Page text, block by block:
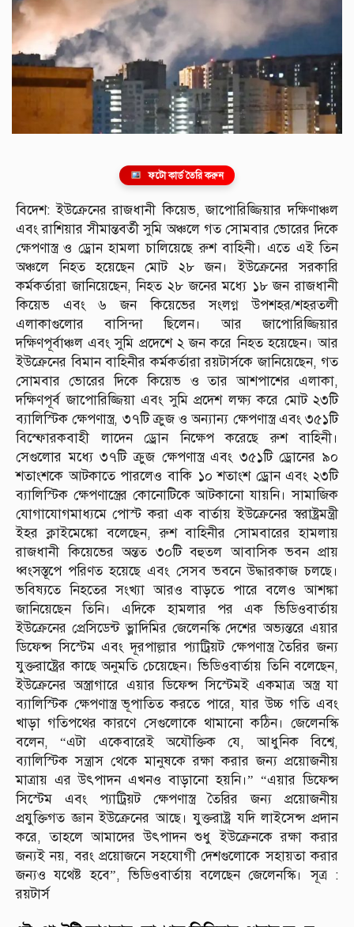
ফটো কার্ড তৈরি করুন
বিদেশ: ইউক্রেনের রাজধানী কিয়েভ, জাপোরিজ্জিয়ার দক্ষিণাঞ্চল
এবং রাশিয়ার সীমান্তবর্তী সুমি অঞ্চলে গত সোমবার ভোরের দিকে
ক্ষেপণাস্ত্র ও ড্রোন হামলা চালিয়েছে রুশ বাহিনী। এতে এই তিন
অঞ্চলে নিহত হয়েছেন মোট ২৮ জন। ইউক্রেনের সরকারি
কর্মকর্তারা জানিয়েছেন, নিহত ২৮ জনের মধ্যে ১৮ জন রাজধানী
কিয়েভ এবং ৬ জন কিয়েভের সংলগ্ন উপশহর/শহরতলী
এলাকাগুলোর বাসিন্দা ছিলেন। আর জাপোরিজ্জিয়ার
দক্ষিণপূর্বাঞ্চল এবং সুমি প্রদেশে ২ জন করে নিহত হয়েছেন। আর
ইউক্রেনের বিমান বাহিনীর কর্মকর্তারা রয়টার্সকে জানিয়েছেন, গত
সোমবার ভোরের দিকে কিয়েভ ও তার আশপাশের এলাকা,
দক্ষিণপূর্ব জাপোরিজ্জিয়া এবং সুমি প্রদেশ লক্ষ্য করে মোট ২৩টি
ব্যালিস্টিক ক্ষেপণাস্ত্র, ৩৭টি ক্রুজ ও অন্যান্য ক্ষেপণাস্ত্র এবং ৩৫১টি
বিস্ফোরকবাহী লাদেন ড্রোন নিক্ষেপ করেছে রুশ বাহিনী।
সেগুলোর মধ্যে ৩৭টি ক্রুজ ক্ষেপণাস্ত্র এবং ৩৫১টি ড্রোনের ৯০
শতাংশকে আটকাতে পারলেও বাকি ১০ শতাংশ ড্রোন এবং ২৩টি
ব্যালিস্টিক ক্ষেপণাস্ত্রের কোনোটিকে আটকানো যায়নি। সামাজিক
যোগাযোগমাধ্যমে পোস্ট করা এক বার্তায় ইউক্রেনের স্বরাষ্ট্রমন্ত্রী
ইহর ক্লাইমেঙ্কো বলেছেন, রুশ বাহিনীর সোমবারের হামলায়
রাজধানী কিয়েভের অন্তত ৩০টি বহুতল আবাসিক ভবন প্রায়
ধ্বংসস্তূপে পরিণত হয়েছে এবং সেসব ভবনে উদ্ধারকাজ চলছে।
ভবিষ্যতে নিহতের সংখ্যা আরও বাড়তে পারে বলেও আশঙ্কা
জানিয়েছেন তিনি। এদিকে হামলার পর এক ভিডিওবার্তায়
ইউক্রেনের প্রেসিডেন্ট ভ্লাদিমির জেলেনস্কি দেশের অভ্যন্তরে এয়ার
ডিফেন্স সিস্টেম এবং দূরপাল্লার প্যাট্রিয়ট ক্ষেপণাস্ত্র তৈরির জন্য
যুক্তরাষ্ট্রের কাছে অনুমতি চেয়েছেন। ভিডিওবার্তায় তিনি বলেছেন,
ইউক্রেনের অস্ত্রাগারে এয়ার ডিফেন্স সিস্টেমই একমাত্র অস্ত্র যা
ব্যালিস্টিক ক্ষেপণাস্ত্র ভূপাতিত করতে পারে, যার উচ্চ গতি এবং
খাড়া গতিপথের কারণে সেগুলোকে থামানো কঠিন। জেলেনস্কি
বলেন, “এটা একেবারেই অযৌক্তিক যে, আধুনিক বিশ্বে,
ব্যালিস্টিক সন্ত্রাস থেকে মানুষকে রক্ষা করার জন্য প্রয়োজনীয়
মাত্রায় এর উৎপাদন এখনও বাড়ানো হয়নি।” “এয়ার ডিফেন্স
সিস্টেম এবং প্যাট্রিয়ট ক্ষেপণাস্ত্র তৈরির জন্য প্রয়োজনীয়
প্রযুক্তিগত জ্ঞান ইউক্রেনের আছে। যুক্তরাষ্ট্র যদি লাইসেন্স প্রদান
করে, তাহলে আমাদের উৎপাদন শুধু ইউক্রেনকে রক্ষা করার
জন্যই নয়, বরং প্রয়োজনে সহযোগী দেশগুলোকে সহায়তা করার
জন্যও যথেষ্ট হবে”, ভিডিওবার্তায় বলেছেন জেলেনস্কি। সূত্র :
রয়টার্স